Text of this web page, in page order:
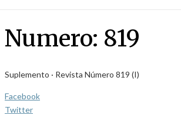
Numero: 819
Suplemento · Revista Número 819 (I)
Facebook
Twitter